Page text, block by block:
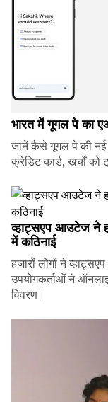
भारत में गूगल पे का
जानें कैसे गूगल पे की
क्रेडिट कार्ड, खर्चों
व्हाट्सएप आउटेज ने
में कठिनाई
हजारों लोगों ने
उपयोगकर्ताओं ने
विवरण।